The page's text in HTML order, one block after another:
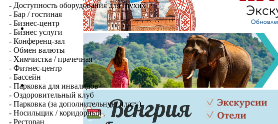
- Доступность оборудования для глухих
- Бар / гостиная
- Бизнес-центр
- Бизнес услуги
- Конференц-зал
- Обмен валюты
- Химчистка / прачечная
- Фитнес-центр
- Бассейн
- Парковка для инвалидов
- Оздоровительный клуб
- Парковка (за дополнительную плату)
- Носильщик / коридорный
- Ресторан